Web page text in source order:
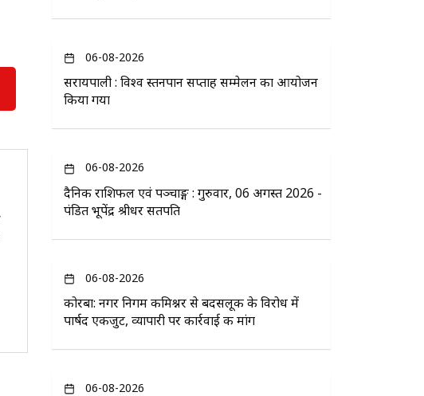
06-08-2026
सरायपाली : विश्व स्तनपान सप्ताह सम्मेलन का आयोजन
किया गया
06-08-2026
दैनिक राशिफल एवं पञ्चाङ्ग : गुरुवार, 06 अगस्त 2026 -
पंडित भूपेंद्र श्रीधर सतपति
06-08-2026
कोरबा: नगर निगम कमिश्नर से बदसलूकी के विरोध में
पार्षद एकजुट, व्यापारी पर कार्रवाई की मांग
06-08-2026